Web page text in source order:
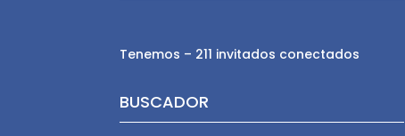
Tenemos – 211 invitados conectados
BUSCADOR